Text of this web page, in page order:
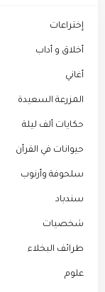
إختراعات
أخلاق و أداب
أغاني
المزرعة السعيدة
حكايات ألف ليلة
حيوانات في القرأن
سلحوفة وأرنوب
سندباد
شخصيات
طرائف البخلاء
علوم